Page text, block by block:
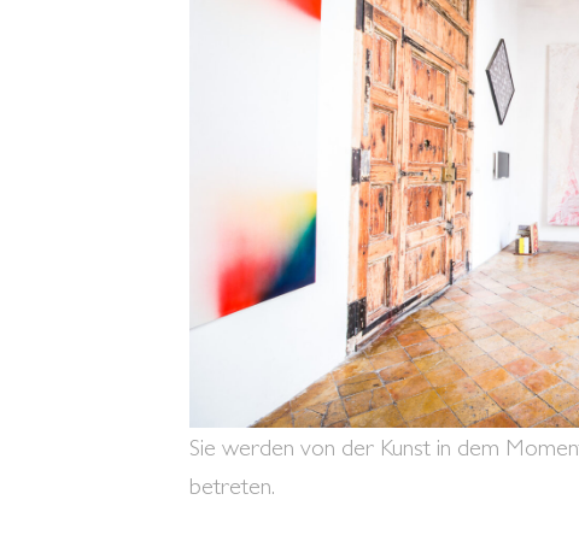
Sie werden von der Kunst in dem
betreten.